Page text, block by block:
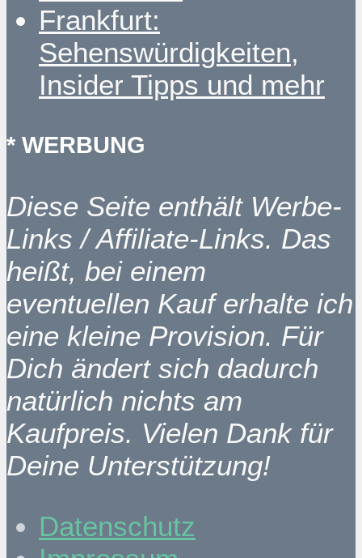
Frankfurt:
Sehenswürdigkeiten,
Insider Tipps und mehr
* WERBUNG
Diese Seite enthält Werbe-
Links / Affiliate-Links. Das
heißt, bei einem
eventuellen Kauf erhalte ich
eine kleine Provision. Für
Dich ändert sich dadurch
natürlich nichts am
Kaufpreis. Vielen Dank für
Deine Unterstützung!
Datenschutz